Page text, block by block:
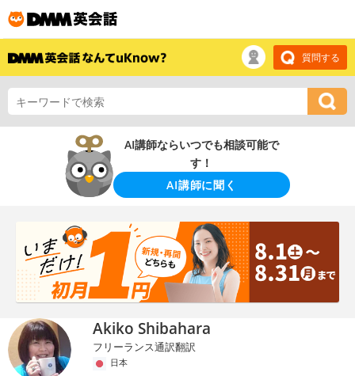
質問する
AI講師ならいつでも相談可能で
す！
AI講師に聞く
Akiko Shibahara
フリーランス通訳翻訳
日本